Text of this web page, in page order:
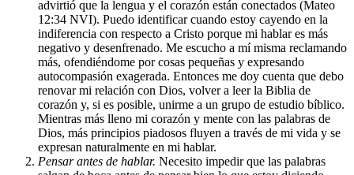
advirtió que la lengua y el corazón están conectados (Mateo
12:34 NVI). Puedo identificar cuando estoy cayendo en la
indiferencia con respecto a Cristo porque mi hablar es más
negativo y desenfrenado. Me escucho a mí misma reclamando
más, ofendiéndome por cosas pequeñas y expresando
autocompasión exagerada. Entonces me doy cuenta que debo
renovar mi relación con Dios, volver a leer la Biblia de
corazón y, si es posible, unirme a un grupo de estudio bíblico.
Mientras más lleno mi corazón y mente con las palabras de
Dios, más principios piadosos fluyen a través de mi vida y se
expresan naturalmente en mi hablar.
Pensar antes de hablar. Necesito impedir que las palabras